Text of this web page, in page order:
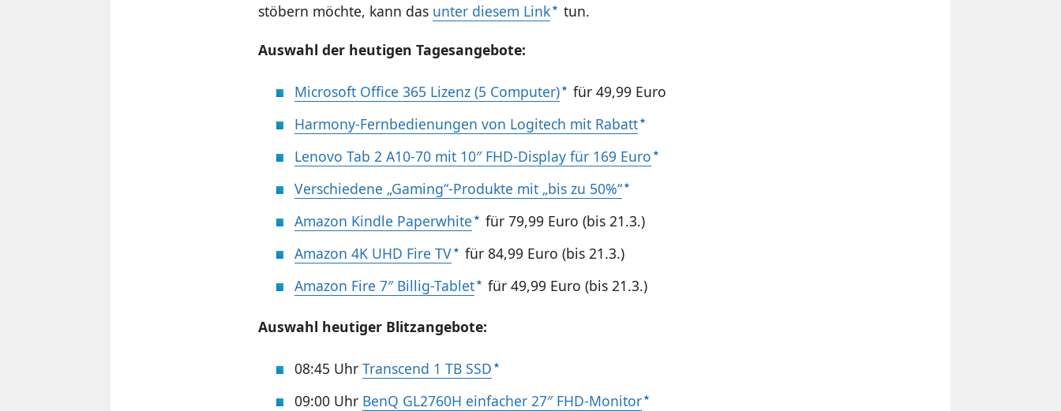
stöbern möchte, kann das unter diesem Link tun.
Auswahl der heutigen Tagesangebote:
Microsoft Office 365 Lizenz (5 Computer)
für 49,99 Euro
Harmony-Fernbedienungen von Logitech mit Rabatt
Lenovo Tab 2 A10-70 mit 10″ FHD-Display für 169 Euro
Verschiedene „Gaming“-Produkte mit „bis zu 50%“
Amazon Kindle Paperwhite
für 79,99 Euro (bis 21.3.)
Amazon 4K UHD Fire TV
für 84,99 Euro (bis 21.3.)
Amazon Fire 7″ Billig-Tablet
für 49,99 Euro (bis 21.3.)
Auswahl heutiger Blitzangebote:
08:45 Uhr Transcend 1 TB SSD
09:00 Uhr BenQ GL2760H einfacher 27″ FHD-Monitor